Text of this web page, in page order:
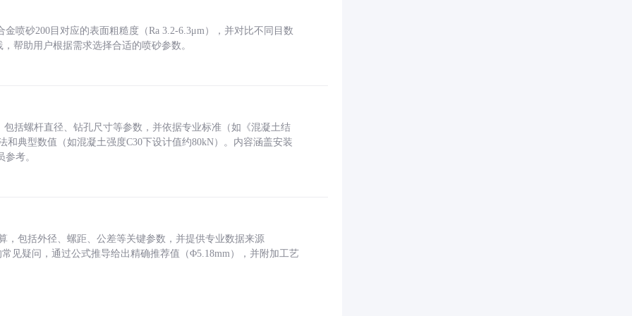
喷砂200目对应的表面粗糙度（Ra 3.2-6.3μm），并对比不同目数
帮助用户根据需求选择合适的喷砂参数。
括螺杆直径、钻孔尺寸等参数，并依据专业标准（如《混凝土结
和典型数值（如混凝土强度C30下设计值约80kN）。内容涵盖安装
考。
，包括外径、螺距、公差等关键参数，并提供专业数据来源
见疑问，通过公式推导给出精确推荐值（Φ5.18mm），并附加工艺